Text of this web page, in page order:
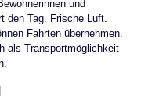
und
den Tag. Frische Luft.
Fahrten übernehmen.
als Transportmöglichkeit